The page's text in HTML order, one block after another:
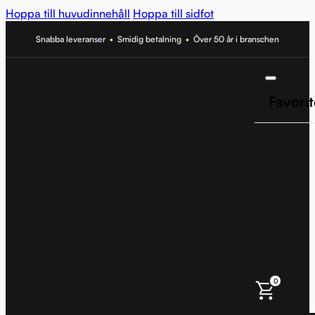
Hoppa till huvudinnehåll Hoppa till sidfot
Snabba leveranser • Smidig betalning • Över 50 år i branschen
0